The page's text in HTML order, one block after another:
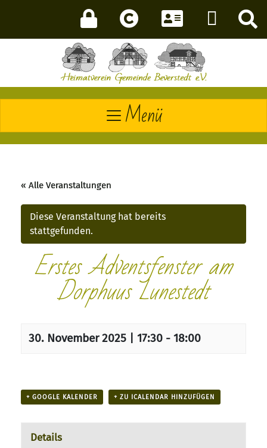
Menü
« Alle Veranstaltungen
Diese Veranstaltung hat bereits
stattgefunden.
Erstes Adventsfenster am
Dorphuus Lunestedt
30. November 2025 | 17:30 - 18:00
+ GOOGLE KALENDER + ZU ICALENDAR HINZUFÜGEN
Details